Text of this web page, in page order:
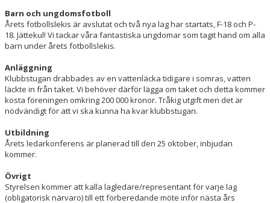
MATCHER
Barn och ungdomsfotboll
Årets fotbollslekis är avslutat och två nya lag har startats, F-18 och P-
18. Jättekul! Vi tackar våra fantastiska ungdomar som tagit hand om alla
barn under årets fotbollslekis.
Anläggning
Klubbstugan drabbades av en vattenläcka tidigare i somras, vatten
läckte in från taket. Vi behöver därför lägga om taket och detta kommer
kosta föreningen omkring 200 000 kronor. Tråkig utgift men det är
nödvändigt för att vi ska kunna ha kvar klubbstugan.
Utbildning
Årets ledarkonferens är planerad till den 25 oktober, inbjudan
kommer.
Övrigt
Styrelsen kommer att kalla lagledare/representant för varje lag
(obligatorisk närvaro) till ett förberedande möte inför nästa års